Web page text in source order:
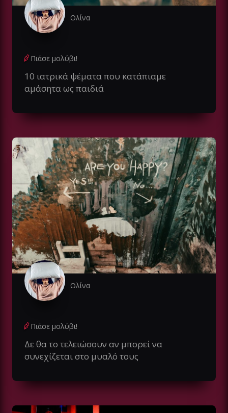
Ολίνα
Πιάσε μολύβι!
10 ιατρικά ψέματα που κατάπιαμε
αμάσητα ως παιδιά
Ολίνα
Πιάσε μολύβι!
Δε θα το τελειώσουν αν μπορεί να
συνεχίζεται στο μυαλό τους